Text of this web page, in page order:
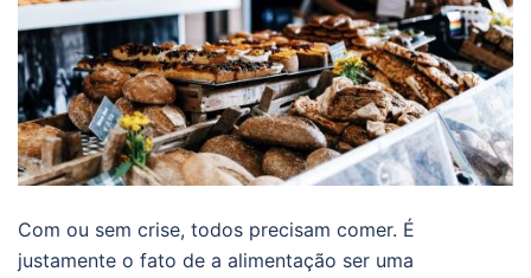
Com ou sem crise, todos precisam comer. É
justamente o fato de a alimentação ser uma